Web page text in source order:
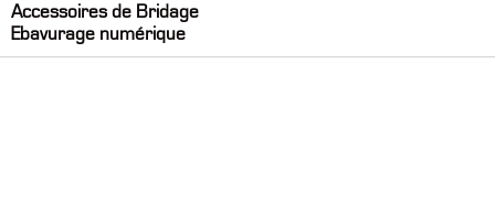
Accessoires de Bridage
Ebavurage numérique